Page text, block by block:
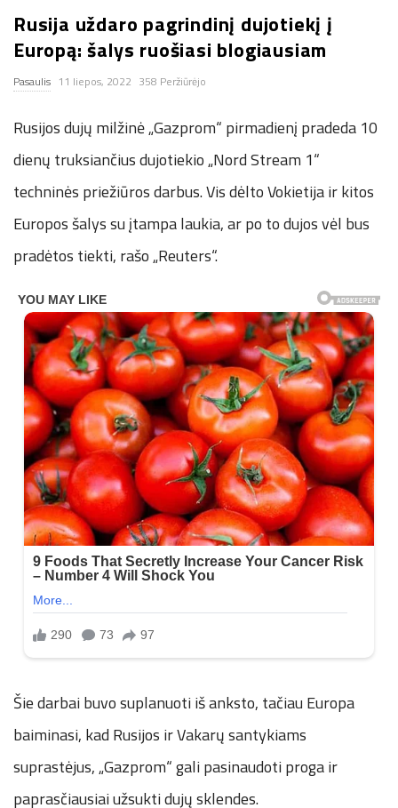
n
.
n
e
t
Rusija uždaro pagrindinį dujotiekį į
Europą: šalys ruošiasi blogiausiam
Pasaulis 11 liepos, 2022 358 Peržiūrėjo
Rusijos dujų milžinė „Gazprom“ pirmadienį pradeda 10
dienų truksiančius dujotiekio „Nord Stream 1“
techninės priežiūros darbus. Vis dėlto Vokietija ir kitos
Europos šalys su įtampa laukia, ar po to dujos vėl bus
pradėtos tiekti, rašo „Reuters“.
Šie darbai buvo suplanuoti iš anksto, tačiau Europa
baiminasi, kad Rusijos ir Vakarų santykiams
suprastėjus, „Gazprom“ gali pasinaudoti proga ir
paprasčiausiai užsukti dujų sklendes.